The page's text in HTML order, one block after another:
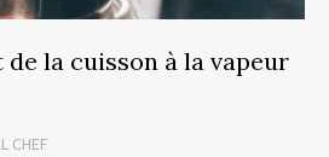
de la cuisson à la vapeur
CHEF